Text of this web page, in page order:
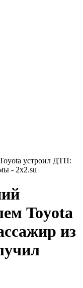
устроил ДТП:
- 2x2.su
Toyota
из